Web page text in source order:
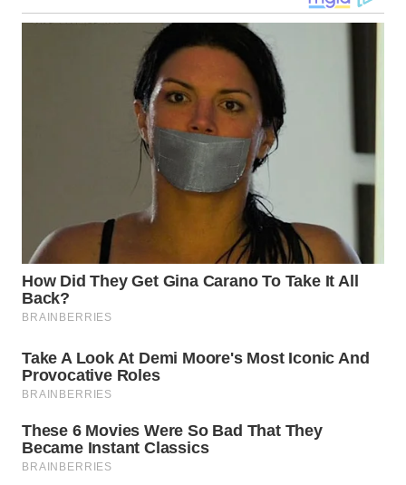
WN
WN
SOLO
WN
BOROBUDUR
WN
MADURA
WN
SURABAYA